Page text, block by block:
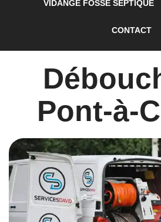
VIDANGE FOSSE SEPTIQUE
CONTACT
Pont-à-